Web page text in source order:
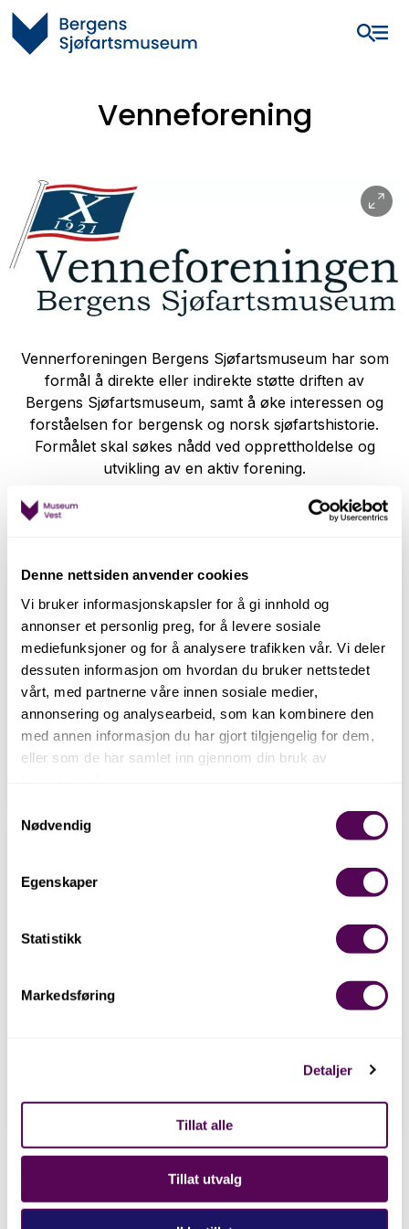
Denne nettsiden anvender cookies
Vi bruker informasjonskapsler for å gi innhold og
annonser et personlig preg, for å levere sosiale
mediefunksjoner og for å analysere trafikken vår. Vi deler
dessuten informasjon om hvordan du bruker nettstedet
vårt, med partnerne våre innen sosiale medier,
annonsering og analysearbeid, som kan kombinere den
med annen informasjon du har gjort tilgjengelig for dem,
eller som de har samlet inn gjennom din bruk av
Nødvendig
Egenskaper
Statistikk
Markedsføring
Detaljer
Tillat alle
Tillat utvalg
Venneforening
Vennerforeningen Bergens Sjøfartsmuseum har som
formål å direkte eller indirekte støtte driften av
Bergens Sjøfartsmuseum, samt å øke interessen og
forståelsen for bergensk og norsk sjøfartshistorie.
Formålet skal søkes nådd ved opprettholdelse og
utvikling av en aktiv forening.
Medlemsfordeler
Bli medlem i
vennerforeningen og bli
bedre kjent med museet og
Kontakt oss
Kontaktinformasjonen til
venneforeningen finner du
Tilgang bare for medlemmer
Her kan se mer om hvilke
driver med
BLI MED I DAG